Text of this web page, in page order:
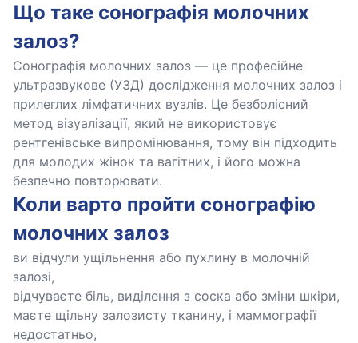
Що таке сонографія молочних
залоз?
Сонографія молочних залоз — це професійне
ультразвукове (УЗД) дослідження молочних залоз і
прилеглих лімфатичних вузлів. Це безболісний
метод візуалізації, який не використовує
рентгенівське випромінювання, тому він підходить
для молодих жінок та вагітних, і його можна
безпечно повторювати.
Коли варто пройти сонографію
молочних залоз
ви відчули ущільнення або пухлину в молочній
залозі,
відчуваєте біль, виділення з соска або зміни шкіри,
маєте щільну залозисту тканину, і маммографії
недостатньо,